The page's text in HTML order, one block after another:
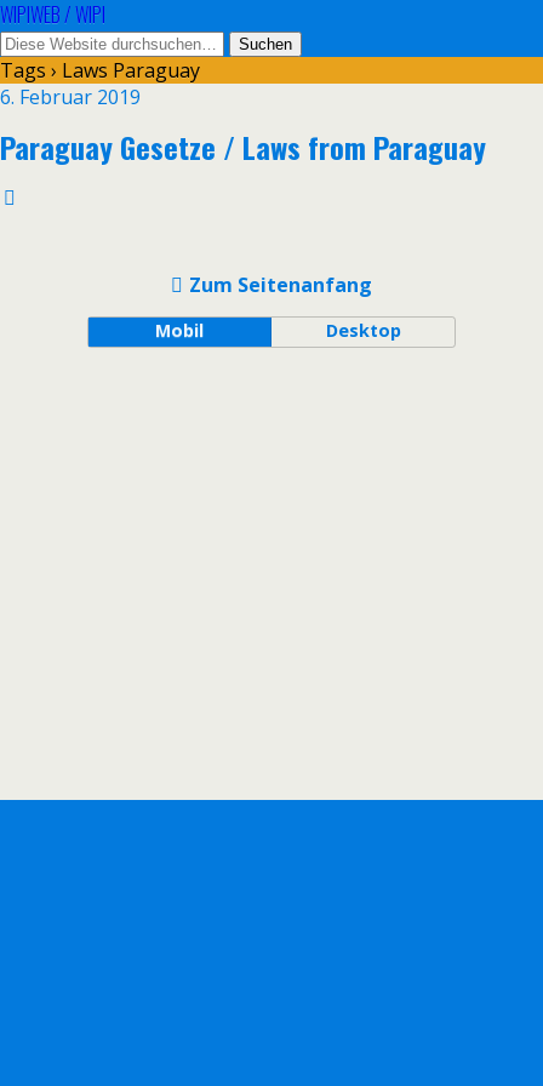
WIPIWEB / WIPI
Tags › Laws Paraguay
6. Februar 2019
Paraguay Gesetze / Laws from Paraguay
Zum Seitenanfang
Mobil Desktop